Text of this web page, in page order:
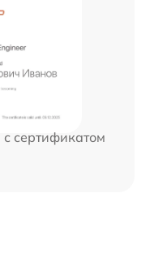
сертификатом